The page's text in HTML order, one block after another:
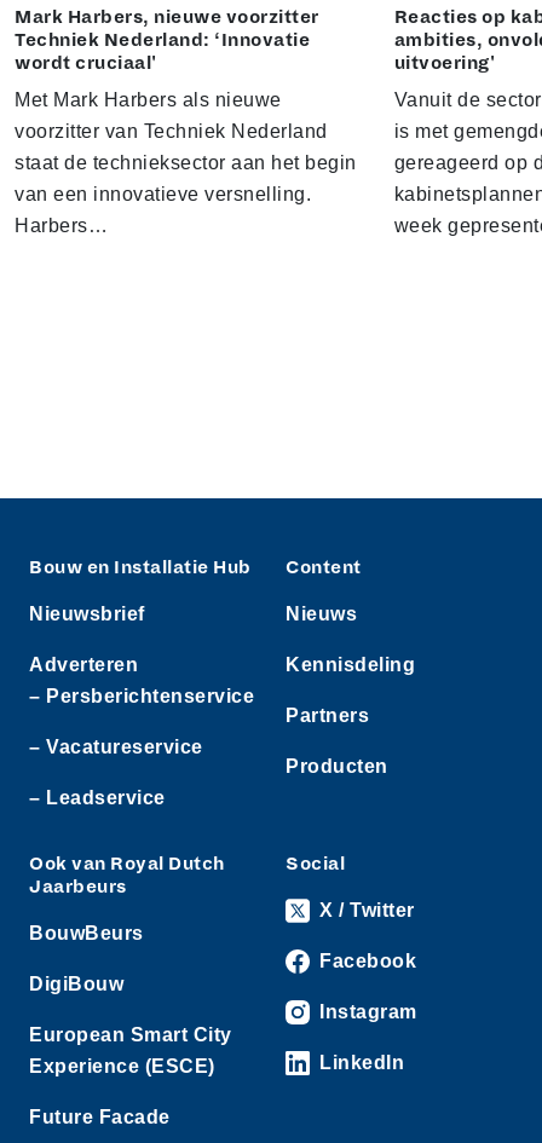
Mark Harbers, nieuwe voorzitter
Techniek Nederland: ‘Innovatie
wordt cruciaal'
Met Mark Harbers als nieuwe
voorzitter van Techniek Nederland
staat de technieksector aan het begin
van een innovatieve versnelling.
Harbers…
Reacties op
ambities,
uitvoering'
Vanuit de
is met
gereageerd op
week
Bouw en Installatie Hub
Nieuwsbrief
Adverteren
– Persberichtenservice
– Vacatureservice
– Leadservice
Content
Nieuws
Kennisdeling
Partners
Producten
Ook van Royal Dutch
Jaarbeurs
BouwBeurs
DigiBouw
European Smart City
Experience (ESCE)
Future Facade
Social
X / Twitter
Facebook
Instagram
LinkedIn